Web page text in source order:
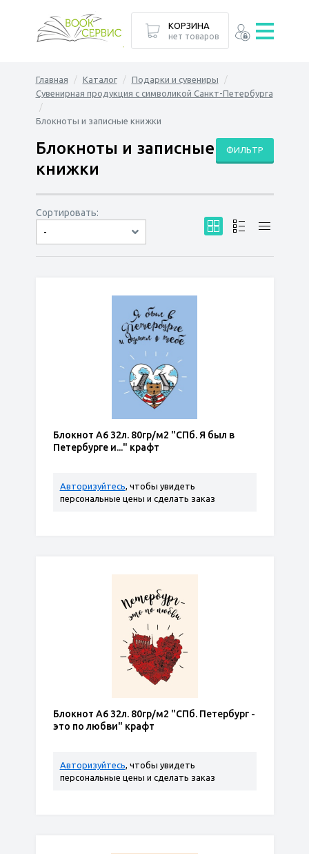
Главная Каталог
Подарки и сувениры
Сувенирная продукция с символикой Санкт-Петербурга
Блокноты и записные книжки
ФИЛЬТР
Блокноты и записные
книжки
Сортировать:
-
по дате
по популярности
сначала дешёвые
сначала дорогие
Блокнот А6 32л. 80гр/м2 "СПб. Я был в
Петербурге и..." крафт
Авторизуйтесь, чтобы увидеть
персональные цены и сделать заказ
Блокнот А6 32л. 80гр/м2 "СПб. Петербург -
это по любви" крафт
Авторизуйтесь, чтобы увидеть
персональные цены и сделать заказ
КОРЗИНА
нет товаров